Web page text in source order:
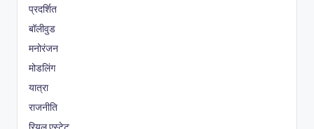
प्रदर्शित
बॉलीवुड
मनोरंजन
मोडलिंग
यात्रा
राजनीति